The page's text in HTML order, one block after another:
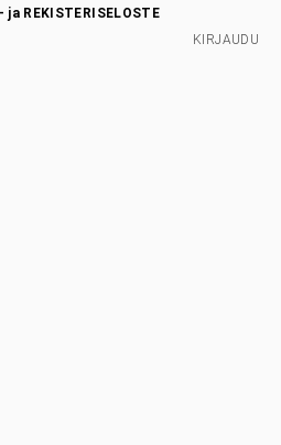
ja REKISTERISELOSTE
KIRJAUDU